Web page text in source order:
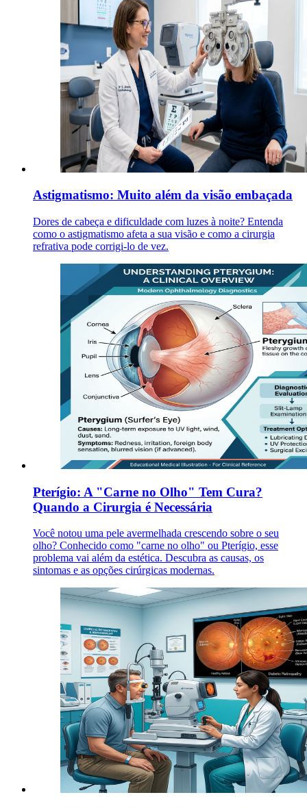
Astigmatismo: Muito além da visão embaçada
Dores de cabeça e dificuldade com luzes à noite? Entenda
como o astigmatismo afeta a sua visão e como a cirurgia
refrativa pode corrigi-lo de vez.
Pterígio: A "Carne no Olho" Tem Cura?
Quando a Cirurgia é Necessária
Você notou uma pele avermelhada crescendo sobre o seu
olho? Conhecido como "carne no olho" ou Pterígio, esse
problema vai além da estética. Descubra as causas, os
sintomas e as opções cirúrgicas modernas.